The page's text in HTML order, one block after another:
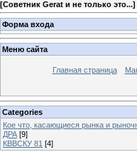
[Советник Gerat и не только это...]
Форма входа
Меню сайта
Главная страница
Categories
Кое что, касающиеся рынка и
ДРА [9]
КВВСКУ 81 [4]